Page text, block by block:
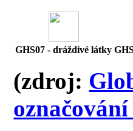
GHS07 - dráždivé látky
(zdroj: